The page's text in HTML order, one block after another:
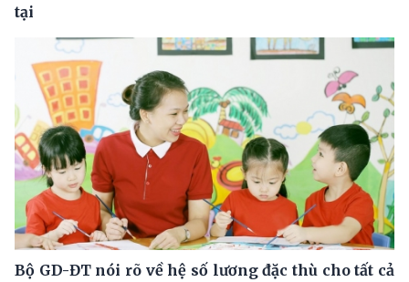
tại
Bộ GD-ĐT nói rõ về hệ số lương đặc thù cho tất cả